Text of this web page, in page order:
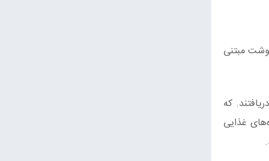
مبتنی
که
که وعده‌های غذایی